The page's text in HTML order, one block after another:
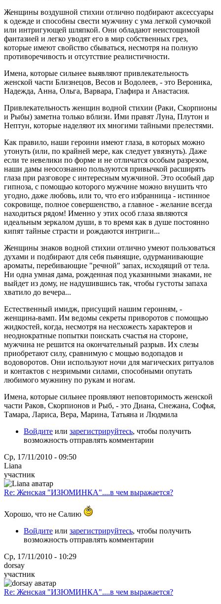
Женщины воздушной стихии отлично подбирают аксессуары
к одежде и способны свести мужчину с ума легкой сумочкой
или интригующей шляпкой. Они обладают неистощимой
фантазией и легко уводят его в мир собственных грез,
которые имеют свойство сбываться, несмотря на полную
противоречивость и отсутствие реалистичности.
Имена, которые сильнее выявляют привлекательность
женской части Близнецов, Весов и Водолеев, - это Вероника,
Надежда, Анна, Ольга, Варвара, Глафира и Анастасия.
Привлекательность женщин водной стихии (Раки, Скорпионы
и Рыбы) заметна только вблизи. Ими правят Луна, Плутон и
Нептун, которые наделяют их многими тайными прелестями.
Как правило, наши героини имеют глаза, в которых можно
утонуть (или, по крайней мере, как следует увязнуть). Даже
если те невелики по форме и не отличатся особым разрезом,
наши дамы неосознанно пользуются привычкой расширять
глаза при разговоре с интересным мужчиной. Это особый дар
гипноза, с помощью которого мужчине можно внушить что
угодно, даже любовь, или то, что его избранница - истинное
сокровище, полное совершенство, а главное - желание всегда
находиться рядом! Именно у этих особ глаза являются
идеальным зеркалом души, в то время как в душе постоянно
кипят тайные страсти и рождаются интриги...
Женщины знаков водной стихии отлично умеют пользоваться
духами и подбирают для себя пьянящие, одурманивающие
ароматы, перебивающие "речной" запах, исходящий от тела.
Ни одна умная дама, рожденная под указанными знаками, не
выйдет из дому, не надушившись так, чтобы густоты запаха
хватило до вечера...
Естественный имидж, присущий нашим героиням, -
женщина-вамп. Им ведомы секреты приворотов с помощью
жидкостей, когда, несмотря на несхожесть характеров и
неоднократные попытки поискать счастья на стороне,
мужчина не решится на окончательный разрыв. Их слезы
приобретают силу, сравнимую с мощью водопадов и
водоворотов. Они используют ночи для магических ритуалов
и контактов с незримыми силами, способными опутать
любимого мужнину по рукам и ногам.
Имена, которые сильнее проявляют неповторимость женской
части Раков, Скорпионов и Рыб, - это Диана, Снежана, Софья,
Тамара, Лариса, Вера, Марина, Татьяна и Людмила
Войдите или зарегистрируйтесь, чтобы получить
возможность отправлять комментарии
Ср, 17/11/2010 - 09:50
Liana
участник
Re: Женская "ИЗЮМИНКА"....в чем выражается?
Хорошо, что не Салию
Войдите или зарегистрируйтесь, чтобы получить
возможность отправлять комментарии
Ср, 17/11/2010 - 10:29
dorsay
участник
Re: Женская "ИЗЮМИНКА"....в чем выражается?